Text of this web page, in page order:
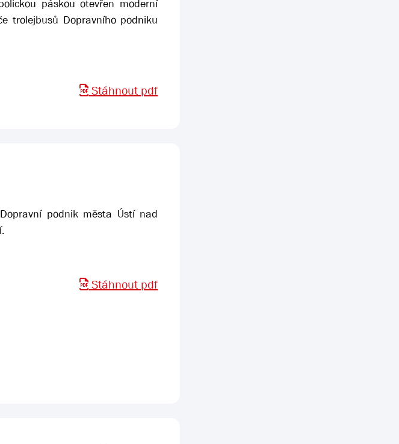
páskou otevřen moderní
trolejbusů Dopravního podniku
Stáhnout pdf
podnik města Ústí nad
Stáhnout pdf